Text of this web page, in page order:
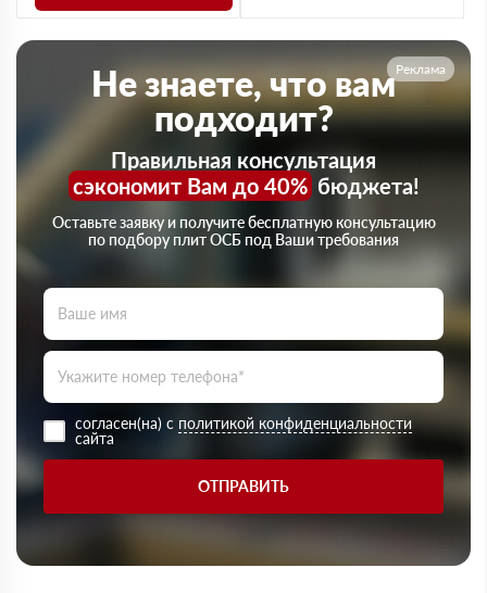
Реклама
Не знаете, что вам
подходит?
Правильная консультация
сэкономит Вам до 40%бюджета!
Оставьте заявку и получите бесплатную консультацию
по подбору плит ОСБ под Ваши требования
согласен(на) с политикой конфиденциальности
сайта
ОТПРАВИТЬ